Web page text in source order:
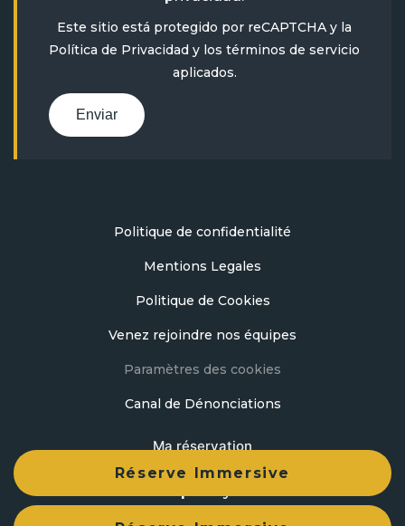
Réserve Immersive
Este sitio está protegido por reCAPTCHA y la
Política de Privacidad y los términos de servicio
aplicados.
Enviar
Politique de confidentialité
Mentions Legales
Politique de Cookies
Venez rejoindre nos équipes
Paramètres des cookies
Canal de Dénonciations
Ma réservation